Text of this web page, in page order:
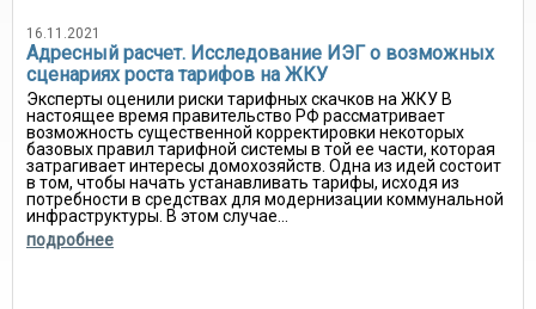
16.11.2021
Адресный расчет. Исследование ИЭГ о возможных
сценариях роста тарифов на ЖКУ
Эксперты оценили риски тарифных скачков на ЖКУ В
настоящее время правительство РФ рассматривает
возможность существенной корректировки некоторых
базовых правил тарифной системы в той ее части, которая
затрагивает интересы домохозяйств. Одна из идей состоит
в том, чтобы начать устанавливать тарифы, исходя из
потребности в средствах для модернизации коммунальной
инфраструктуры. В этом случае...
подробнее